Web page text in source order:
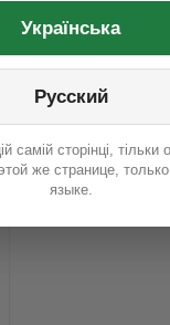
Українська
Русский
самій сторінці,
же странице,
языке.